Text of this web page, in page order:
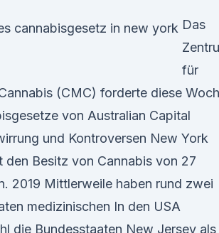
Das
für
(CMC) forderte diese
von Australian Capital
und Kontroversen New York
den Besitz von Cannabis von 27
2019 Mittlerweile haben rund zwei
medizinischen In den USA
die Bundesstaaten New Jersey als